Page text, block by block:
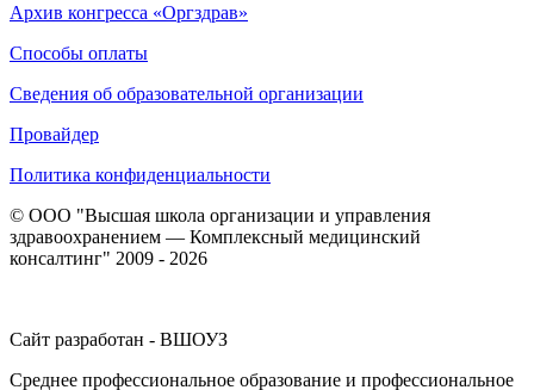
Архив конгресса «Оргздрав»
Способы оплаты
Сведения об образовательной организации
Провайдер
Политика конфиденциальности
© ООО "Высшая школа организации и управления
здравоохранением — Комплексный медицинский
консалтинг" 2009 - 2026
Сайт разработан - ВШОУЗ
Среднее профессиональное образование и профессиональное